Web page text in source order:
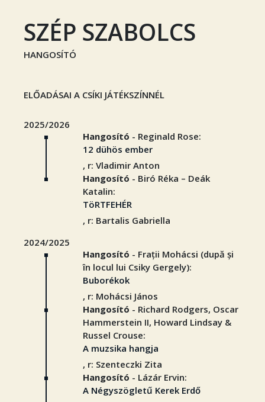
SZÉP SZABOLCS
HANGOSÍTÓ
ELŐADÁSAI A CSÍKI JÁTÉKSZÍNNÉL
2025/2026
Hangosító - Reginald Rose:
12 dühös ember
, r: Vladimir Anton
Hangosító - Biró Réka – Deák
Katalin:
TöRTFEHÉR
, r: Bartalis Gabriella
2024/2025
Hangosító - Frații Mohácsi (după și
în locul lui Csiky Gergely):
Buborékok
, r: Mohácsi János
Hangosító - Richard Rodgers, Oscar
Hammerstein II, Howard Lindsay &
Russel Crouse:
A muzsika hangja
, r: Szenteczki Zita
Hangosító - Lázár Ervin:
A Négyszögletű Kerek Erdő